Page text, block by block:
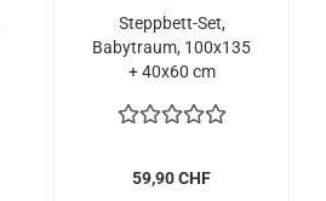
Steppbett-Set,
Babytraum, 100x135
+ 40x60 cm
59,90 CHF